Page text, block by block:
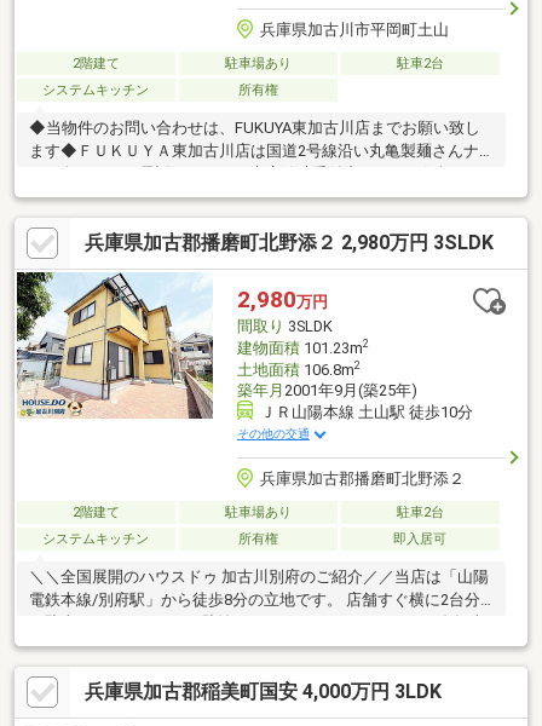
兵庫県加古川市平岡町土山
2階建て 駐車場あり
駐車2台
システムキッチン
所有権
◆当物件のお問い合わせは、FUKUYA東加古川店までお願い致し
ます◆ＦＵＫＵＹＡ東加古川店は国道2号線沿い丸亀製麺さんナ
ナメ向かい。お電話、メールご来店随時受付中です。お気軽にご
来店お待ちしております。【物件の特徴】◆一戸建ての多いエリ
ア、静かで落ち着いた雰囲気◆JR土山駅徒歩約9分の近さ。忙し
い朝が助かる立地◆縦列駐車2台可能スペース有（車種による）
◆隣には公園があり、お子様も安心して遊べます◎周辺施設◎◆
加古川市立平岡東小学校 約370m◆加古川市立平岡中学校 約
2620m◆平岡東幼稚園 約370m
兵庫県加古郡播磨町北野添２ 2,980万円 3SLDK
2,980万円
間取り 3SLDK
建物面積101.23m2
土地面積106.8m2
築年月 2001年9月(築25年)
ＪＲ山陽本線 土山駅 徒歩10分
その他の交通
兵庫県加古郡播磨町北野添２
2階建て 駐車場あり
駐車2台
システムキッチン
所有権 即入居可
＼＼全国展開のハウスドゥ 加古川別府のご紹介／／当店は「山陽
電鉄本線/別府駅」から徒歩8分の立地です。 店舗すぐ横に2台分
やバイクでもお気軽にご来店ください！ 送迎サービスも有ります
ので、ご希望の場所までお車でお伺いします♪◆掲載している物
件は、実はほんの一部です！当店では、ネット公開していない非
公開物件も多数取り扱っております。◆地域密着！加古川市（平
兵庫県加古郡稲美町国安 4,000万円 3LDK